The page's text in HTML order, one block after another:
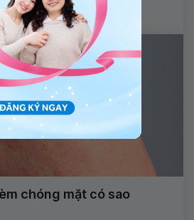
chóng mặt có sao